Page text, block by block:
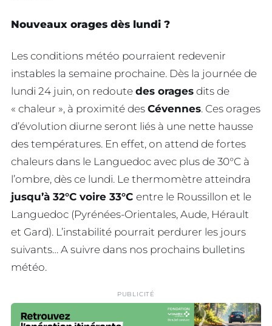
Nouveaux orages dès lundi ?
Les conditions météo pourraient redevenir
instables la semaine prochaine. Dès la journée de
lundi 24 juin, on redoute des orages dits de
« chaleur », à proximité des Cévennes. Ces orages
d’évolution diurne seront liés à une nette hausse
des températures. En effet, on attend de fortes
chaleurs dans le Languedoc avec plus de 30°C à
l’ombre, dès ce lundi. Le thermomètre atteindra
jusqu’à 32°C voire 33°C entre le Roussillon et le
Languedoc (Pyrénées-Orientales, Aude, Hérault
et Gard). L’instabilité pourrait perdurer les jours
suivants… A suivre dans nos prochains bulletins
météo.
PUBLICITÉ